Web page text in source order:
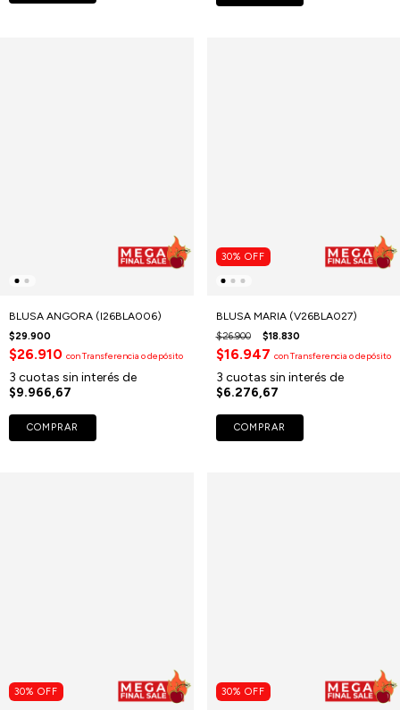
BLUSA ANGORA (I26BLA006)
$29.900
$26.910 conTransferencia o depósito
3 cuotas sin interés de
$9.966,67
COMPRAR
30% OFF
BLUSA MARIA (V26BLA027)
$26.900 $18.830
$16.947 conTransferencia o depósito
3 cuotas sin interés de
$6.276,67
COMPRAR
30% OFF 30% OFF